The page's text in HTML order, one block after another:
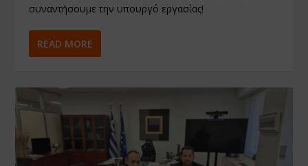
συναντήσουμε την υπουργό εργασίας!
READ MORE